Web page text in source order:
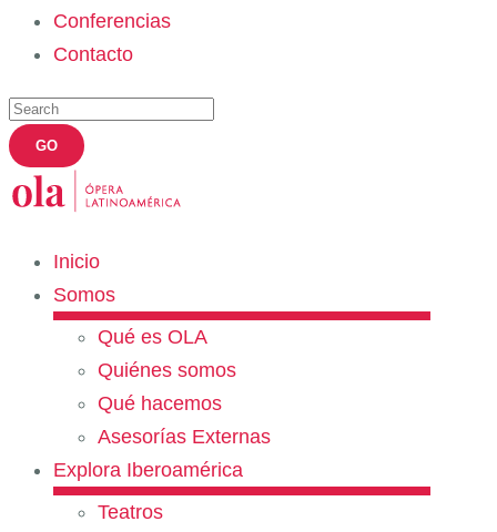
Conferencias
Contacto
Inicio
Somos
Qué es OLA
Quiénes somos
Qué hacemos
Asesorías Externas
Explora Iberoamérica
Teatros